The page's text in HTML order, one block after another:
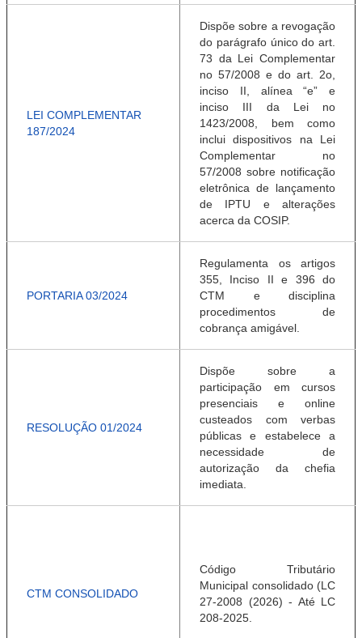
LEI COMPLEMENTAR
187/2024
Dispõe sobre a revogação
do parágrafo único do art.
73 da Lei Complementar
no 57/2008 e do art. 2o,
inciso II, alínea “e” e
inciso III da Lei no
1423/2008, bem como
inclui dispositivos na Lei
Complementar no
57/2008 sobre notificação
eletrônica de lançamento
de IPTU e alterações
acerca da COSIP.
PORTARIA 03/2024
Regulamenta os artigos
355, Inciso II e 396 do
CTM e disciplina
procedimentos de
cobrança amigável.
RESOLUÇÃO 01/2024
Dispõe sobre a
participação em cursos
presenciais e online
custeados com verbas
públicas e estabelece a
necessidade de
autorização da chefia
imediata.
CTM CONSOLIDADO
Código Tributário
Municipal consolidado (LC
27-2008 (2026) - Até LC
208-2025.